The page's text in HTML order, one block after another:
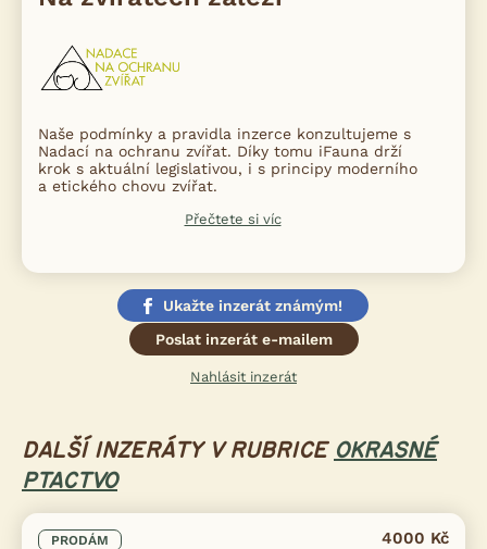
Naše podmínky a pravidla inzerce konzultujeme s
Nadací na ochranu zvířat. Díky tomu iFauna drží
krok s aktuální legislativou, i s principy moderního
a etického chovu zvířat.
Přečtete si víc
Ukažte inzerát známým!
Poslat inzerát e-mailem
Nahlásit inzerát
DALŠÍ INZERÁTY V RUBRICE OKRASNÉ
PTACTVO
PRODÁM 4000 Kč